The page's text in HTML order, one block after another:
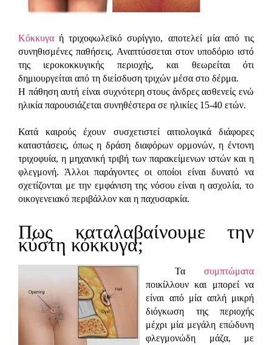
Κόκκυγα ή τριχοφωλεϊκό συρίγγιο, αποτελεί μία από τις
συνηθισμένες παθήσεις. Αναπτύσσεται στον υποδόριο ιστό
της ιεροκοκκυγικής περιοχής, και θεωρείται ότι
δημιουργείται από τη διείσδυση τριχών μέσα στο δέρμα.
Η πάθηση αυτή είναι συχνότερη στους άνδρες ασθενείς ενώ
ηλικία παρουσιάζεται συνηθέστερα σε ηλικίες 15-40 ετών.
Κατά καιρούς έχουν συσχετιστεί αιτιολογικά διάφορες
καταστάσεις, όπως η δράση διαφόρων ορμονών, η έντονη
τριχοφυία, η μηχανική τριβή των παρακείμενων ιστών και η
φλεγμονή. Άλλοι παράγοντες οι οποίοι είναι δυνατό να
σχετίζονται με την εμφάνιση της νόσου είναι η ασχολία, το
οικογενειακό περιβάλλον και η παχυσαρκία.
Πως καταλαβαίνουμε την
κύστη κόκκυγα;
Τα συμπτώματα
ποικίλλουν και μπορεί να
είναι από μία απλή μικρή
διόγκωση της περιοχής
μέχρι μία μεγάλη επώδυνη
φλεγμονώδη μάζα, με